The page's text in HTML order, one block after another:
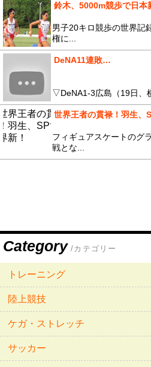
鈴木、5000m競歩で日本
男子20キロ競歩の世界記
権に...
DeNA11連敗…
▽DeNA1-3広島（19日、
世界王者の貫禄！羽生、
フィギュアスケートのグ
戦とな...
Category /カテゴリー
トレーニング
陸上競技
ケガ・ストレッチ
サッカー